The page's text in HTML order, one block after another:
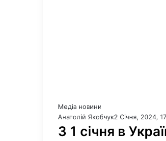
Медіа новини
Анатолій Якобчук2 Січня, 2024,
З 1 січня в